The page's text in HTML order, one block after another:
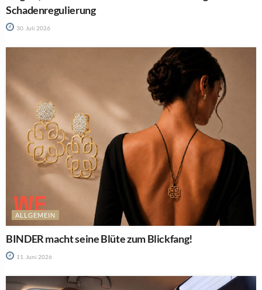
Schadenregulierung
30. Juli 2026
ALLGEMEIN
BINDER macht seine Blüte zum Blickfang!
11. Juni 2026